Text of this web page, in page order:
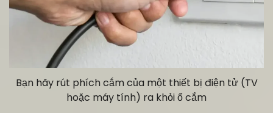
Bạn hãy rút phích cắm của một thiết bị điện tử (TV
hoặc máy tính) ra khỏi ổ cắm